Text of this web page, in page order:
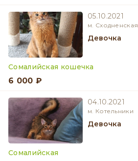
05.10.2021
м. Сходненская
девочка
Сомалийская кошечка
6 000 ₽
04.10.2021
м. Котельники
девочка
Сомалийская